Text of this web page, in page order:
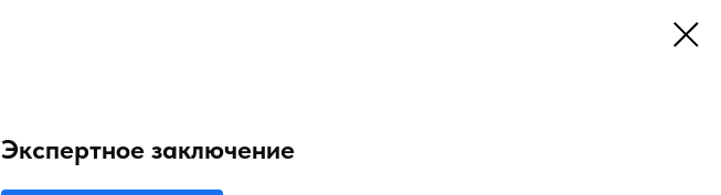
Экспертное заключение